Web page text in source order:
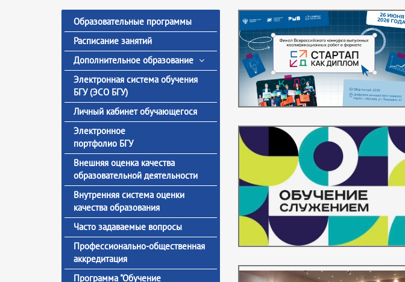
Образовательные программы
Расписание занятий
Дополнительное образование
Электронная система обучения
БГУ (ЭСО БГУ)
Личный кабинет обучающегося
Электронное
портфолио БГУ
Внешняя оценка качества
образовательной деятельности
Внутренняя система оценки
качества образования
Часто задаваемые вопросы
Профессионально-общественная
аккредитация
Программа "Обучение